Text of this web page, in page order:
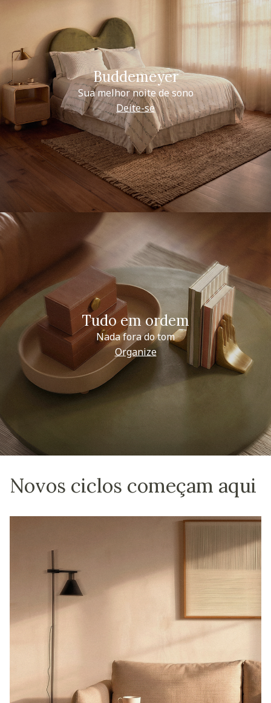
Buddemeyer
Sua melhor noite de sono
Deite-se
Tudo em ordem
Nada fora do tom
Organize
Novos ciclos começam aqui